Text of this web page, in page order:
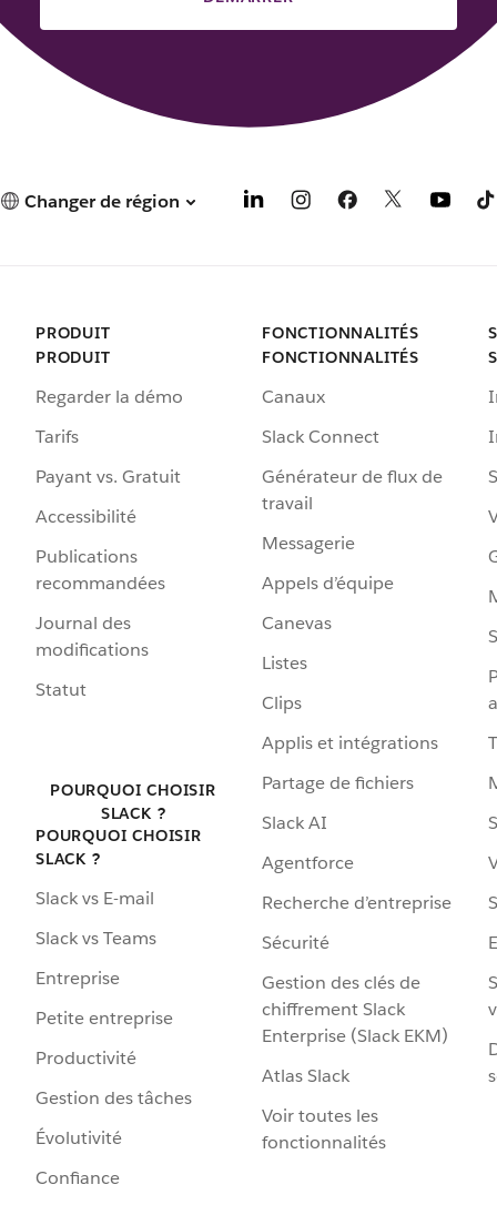
Changer de région
PRODUIT
PRODUIT
Regarder la démo
Tarifs
Payant vs. Gratuit
Accessibilité
Publications
recommandées
Journal des
modifications
Statut
POURQUOI CHOISIR
SLACK ?
POURQUOI CHOISIR
SLACK ?
Slack vs E-mail
Slack vs Teams
Entreprise
Petite entreprise
Productivité
Gestion des tâches
Évolutivité
Confiance
FONCTIONNALITÉS
FONCTIONNALITÉS
Canaux
Slack Connect
Générateur de flux de
travail
Messagerie
Appels d’équipe
Canevas
Listes
Clips
Applis et intégrations
Partage de fichiers
Slack AI
Agentforce
Recherche d’entreprise
Sécurité
Gestion des clés de
chiffrement Slack
Enterprise (Slack EKM)
Atlas Slack
Voir toutes les
fonctionnalités